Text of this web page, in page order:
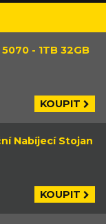
- 1TB 32GB
KOUPIT
Nabíjecí Stojan
KOUPIT